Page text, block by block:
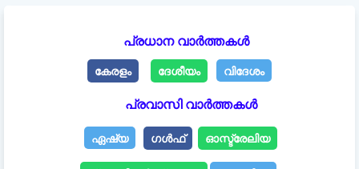
പ്രധാന വാർത്തകൾ
കേരളം ദേശീയം വിദേശം
പ്രവാസി വാർത്തകൾ
ഏഷ്യ ഗൾഫ് ഓസ്ട്രേലിയ